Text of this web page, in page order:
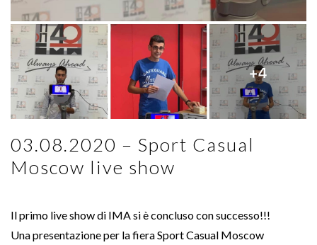
03.08.2020 – Sport Casual
Moscow live show
Il primo live show di IMA si è concluso con successo!!!
Una presentazione per la fiera Sport Casual Moscow